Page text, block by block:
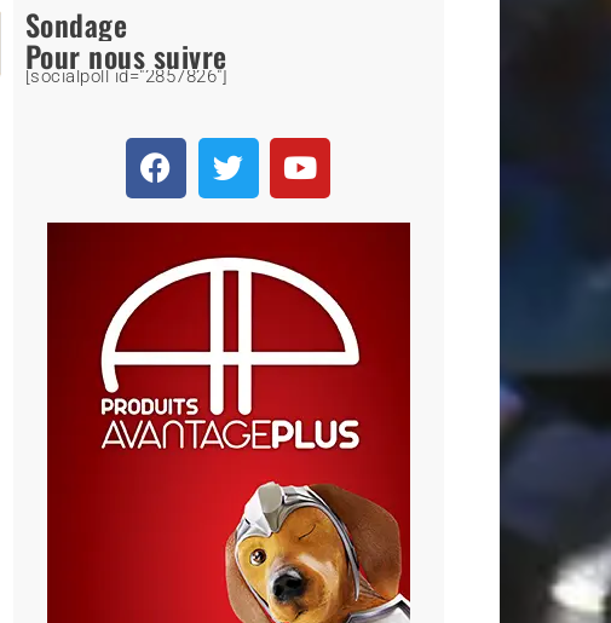
Sondage
[socialpoll id="2857826"]
Pour nous suivre